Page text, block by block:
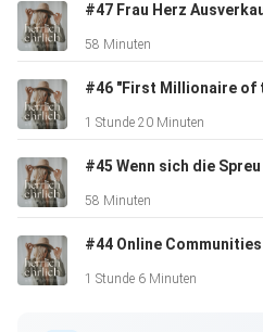
Folgende Bücher möchte ich
Fokus - Hermann Scherer - Link
Es kommt nicht drauf an, wer
Reicher als die Geissens - Alex
58 Minuten
1 Stunde 20 Minuten
58 Minuten
1 Stunde 6 Minuten